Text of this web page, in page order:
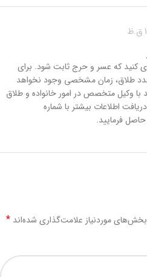
کنید که عسر و حرج ثابت شود. برای
طلاق، زمان مشخصی وجود نخواهد
با وکیل متخصص در امور خانواده و طلاق
اطلاعات بیشتر با شماره
بخش‌های موردنیاز علامت‌گذاری شده‌اند *